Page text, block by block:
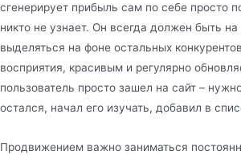
сгенерирует прибыль сам по себе просто
никто не узнает. Он всегда должен быть
выделяться на фоне остальных
восприятия, красивым и регулярно
пользователь просто зашел на сайт –
остался, начал его изучать, добавил в
Продвижением важно заниматься